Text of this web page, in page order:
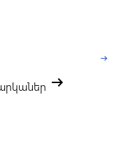
arrow_right_alt
arrow_right_alt